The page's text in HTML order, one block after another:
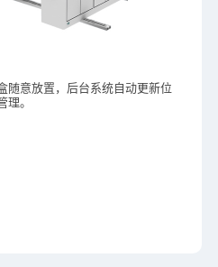
随意放置，后台系统自动更新位
。